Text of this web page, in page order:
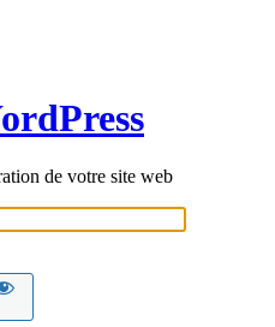
de votre site web